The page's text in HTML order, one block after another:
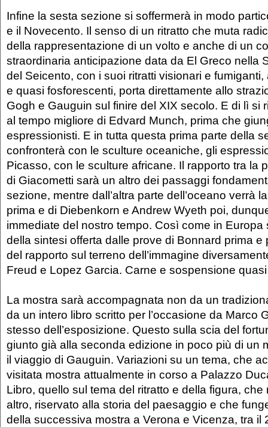
Infine la sesta sezione si soffermerà in modo
e il Novecento. Il senso di un ritratto che muta
della rappresentazione di un volto e anche di un
straordinaria anticipazione data da El Greco nella
del Seicento, con i suoi ritratti visionari e
e quasi fosforescenti, porta direttamente allo
Gogh e Gauguin sul finire del XIX secolo. E di lì si
al tempo migliore di Edvard Munch, prima che
espressionisti. E in tutta questa prima parte della
confronterà con le sculture oceaniche, gli
Picasso, con le sculture africane. Il rapporto tra la
di Giacometti sarà un altro dei passaggi
sezione, mentre dall’altra parte dell’oceano verrà
prima e di Diebenkorn e Andrew Wyeth poi,
immediate del nostro tempo. Così come in Europa
della sintesi offerta dalle prove di Bonnard prima e
del rapporto sul terreno dell’immagine
Freud e Lopez Garcia. Carne e sospensione
La mostra sarà accompagnata non da un
da un intero libro scritto per l’occasione da Marco
stesso dell’esposizione. Questo sulla scia del
giunto già alla seconda edizione in poco più di un
il viaggio di Gauguin. Variazioni su un tema, che
visitata mostra attualmente in corso a Palazzo
Libro, quello sul tema del ritratto e della figura,
altro, riservato alla storia del paesaggio e che
della successiva mostra a Verona e Vicenza, tra il